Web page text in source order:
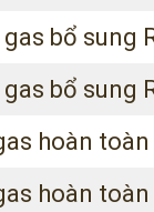
bổ sung
bổ sung
hoàn toàn
hoàn toàn